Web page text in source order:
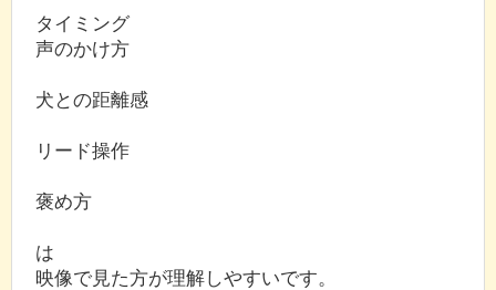
タイミング
声のかけ方
犬との距離感
リード操作
褒め方
は
映像で見た方が理解しやすいです。